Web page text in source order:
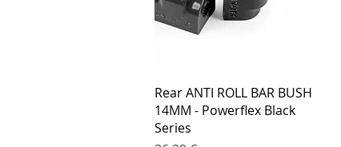
Greita peržiūra
Rear ANTI ROLL BAR BUSH
14MM - Powerflex Black
Series